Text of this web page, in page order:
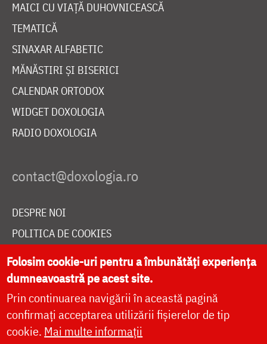
MAICI CU VIAȚĂ DUHOVNICEASCĂ
TEMATICĂ
SINAXAR ALFABETIC
MĂNĂSTIRI ȘI BISERICI
CALENDAR ORTODOX
WIDGET DOXOLOGIA
RADIO DOXOLOGIA
DESPRE NOI
POLITICA DE COOKIES
DONEAZĂ ONLINE PENTRU CATEDRALA NAȚIONALĂ
LIVE
Folosim cookie-uri pentru a îmbunătăți experiența
dumneavoastră pe acest site.
Prin continuarea navigării în această pagină
confirmați acceptarea utilizării fișierelor de tip
cookie. Mai multe informații